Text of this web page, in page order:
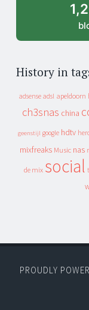
History in
adsense adsl apeldoorn
ch3snas china
geenstijl google hdtv
mixfreaks Music nas
de mix social
PROUDLY